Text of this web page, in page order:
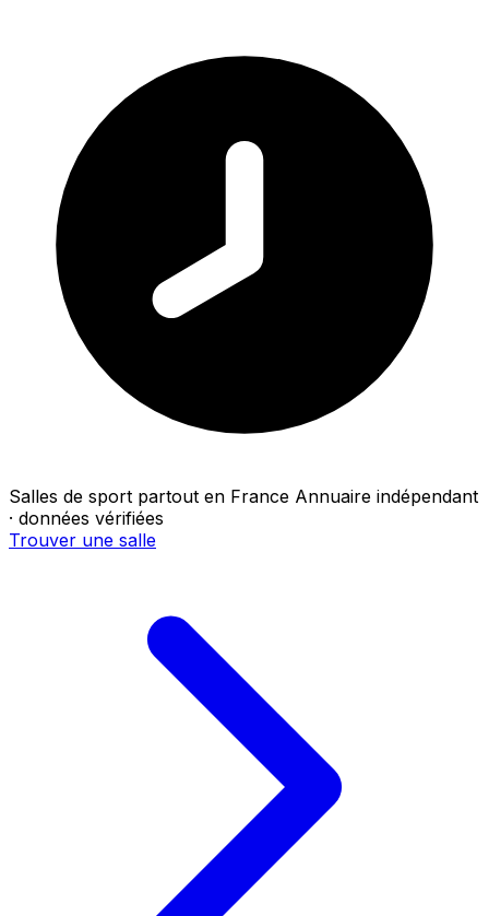
Salles de sport partout en France Annuaire indépendant
· données vérifiées
Trouver une salle